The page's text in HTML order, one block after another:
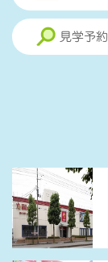
見学予約